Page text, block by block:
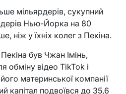
мільярдерів, сукупний
Нью-Йорка на 80
ніж у їхніх колег з Пекіна.
був Чжан Імінь,
обміну відео TikTok і
материнської компанії
капітал подвоївся до 35,6